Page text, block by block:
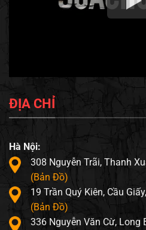
ĐỊA CHỈ
Hà Nội:
308 Nguyễn Trãi, Thanh
(Bản Đồ)
19 Trần Quý Kiên, Cầu
(Bản Đồ)
336 Nguyễn Văn Cừ, Long